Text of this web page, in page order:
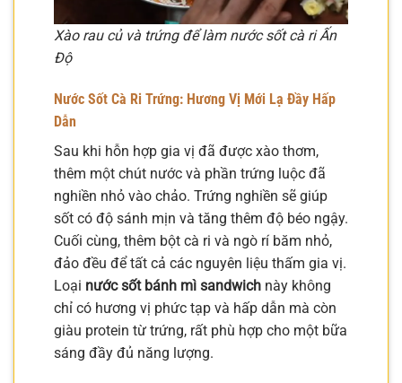
Xào rau củ và trứng để làm nước sốt cà ri Ấn
Độ
Nước Sốt Cà Ri Trứng: Hương Vị Mới Lạ Đầy Hấp
Dẫn
Sau khi hỗn hợp gia vị đã được xào thơm,
thêm một chút nước và phần trứng luộc đã
nghiền nhỏ vào chảo. Trứng nghiền sẽ giúp
sốt có độ sánh mịn và tăng thêm độ béo ngậy.
Cuối cùng, thêm bột cà ri và ngò rí băm nhỏ,
đảo đều để tất cả các nguyên liệu thấm gia vị.
Loại nước sốt bánh mì sandwich này không
chỉ có hương vị phức tạp và hấp dẫn mà còn
giàu protein từ trứng, rất phù hợp cho một bữa
sáng đầy đủ năng lượng.